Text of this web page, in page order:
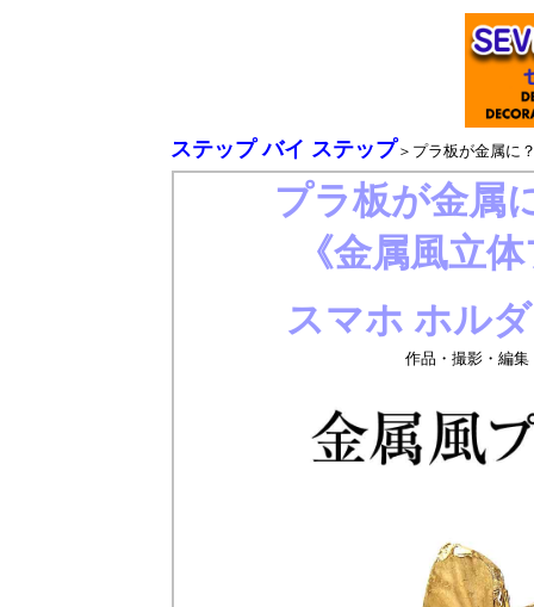
ステップ バイ ステップ ＞プラ板が金属に
プラ板が金属
《金属風立
スマホ ホル
作品・撮影・編集